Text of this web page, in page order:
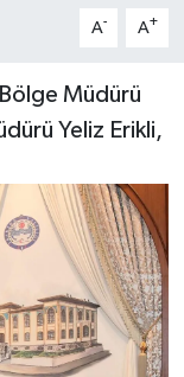
A- A+
Müdürü
Yeliz Erikli,